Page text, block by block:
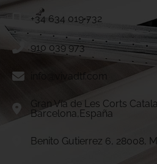
+34 634 019 732
910 039 973
info@vivadtf.com
Gran Vía de Les Corts
Barcelona,España
Benito Gutierrez 6, 28008,